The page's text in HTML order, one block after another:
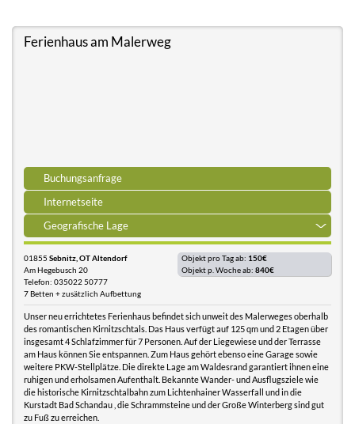
Ferienhaus am Malerweg
Buchungsanfrage
Internetseite
Geografische Lage
01855 Sebnitz, OT Altendorf
Am Hegebusch 20
Telefon: 035022 50777
7 Betten + zusätzlich Aufbettung
Objekt pro Tag ab: 150€
Objekt p. Woche ab: 840€
Unser neu errichtetes Ferienhaus befindet sich unweit des Malerweges oberhalb
des romantischen Kirnitzschtals. Das Haus verfügt auf 125 qm und 2 Etagen über
insgesamt 4 Schlafzimmer für 7 Personen. Auf der Liegewiese und der Terrasse
am Haus können Sie entspannen. Zum Haus gehört ebenso eine Garage sowie
weitere PKW-Stellplätze. Die direkte Lage am Waldesrand garantiert ihnen eine
ruhigen und erholsamen Aufenthalt. Bekannte Wander- und Ausflugsziele wie
die historische Kirnitzschtalbahn zum Lichtenhainer Wasserfall und in die
Kurstadt Bad Schandau , die Schrammsteine und der Große Winterberg sind gut
zu Fuß zu erreichen.